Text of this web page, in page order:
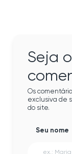
Seja
Os
exclusiva de
do site.
Seu nome